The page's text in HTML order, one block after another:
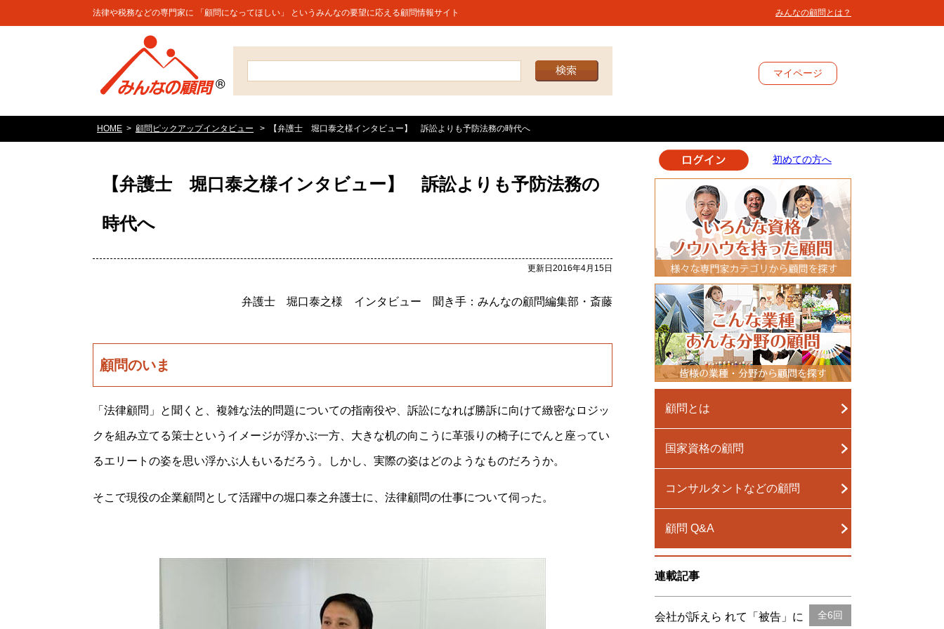
法律や税務などの専門家に 「顧問になってほしい」 というみんなの要望に応える顧問情報サイト みんなの顧問とは？
マイページ
HOME 顧問ピックアップインタビュー 【弁護士 堀口泰之様インタビュー】 訴訟よりも予防法務の時代へ
【弁護士 堀口泰之様インタビュー】 訴訟よりも予防法務の
時代へ
更新日2016年4月15日
弁護士 堀口泰之様 インタビュー 聞き手：みんなの顧問編集部・斎藤
顧問のいま
「法律顧問」と聞くと、複雑な法的問題についての指南役や、訴訟になれば勝訴に向けて緻密なロジッ
クを組み立てる策士というイメージが浮かぶ一方、大きな机の向こうに革張りの椅子にでんと座ってい
るエリートの姿を思い浮かぶ人もいるだろう。しかし、実際の姿はどのようなものだろうか。
そこで現役の企業顧問として活躍中の堀口泰之弁護士に、法律顧問の仕事について伺った。
初めての方へ
顧問とは
国家資格の顧問
コンサルタントなどの顧問
顧問 Q&A
連載記事
全6回
会社が訴えら れて「被告」に